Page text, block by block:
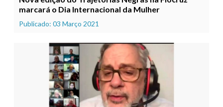
marcará o Dia Internacional da Mulher
Publicado: 03 Março 2021